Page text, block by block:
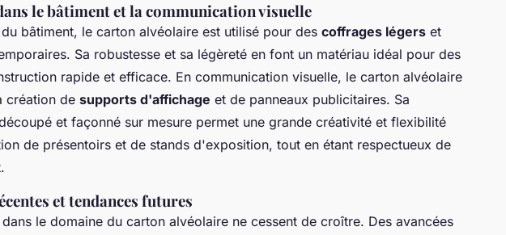
le bâtiment et la communication visuelle
bâtiment, le carton alvéolaire est utilisé pour des coffrages légers et
Sa robustesse et sa légèreté en font un matériau idéal pour des
rapide et efficace. En communication visuelle, le carton alvéolaire
création de supports d'affichage et de panneaux publicitaires. Sa
et façonné sur mesure permet une grande créativité et flexibilité
de présentoirs et de stands d'exposition, tout en étant respectueux de
et tendances futures
le domaine du carton alvéolaire ne cessent de croître. Des avancées